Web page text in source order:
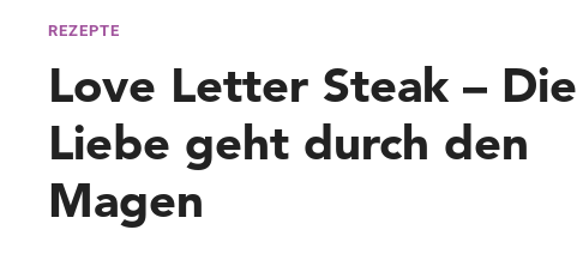
REZEPTE
Love Letter Steak – Die
Liebe geht durch den
Magen